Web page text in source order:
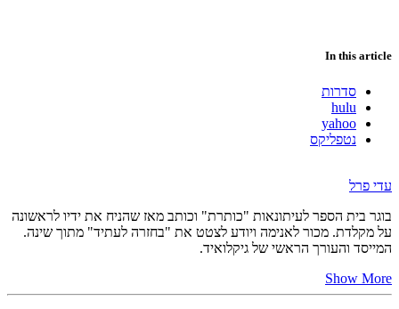
In this article
סדרות
hulu
yahoo
נטפליקס
עדי פרל
בוגר בית הספר לעיתונאות "כותרת" וכותב מאז שהניח את ידיו לראשונה
על מקלדת. מכור לאנימה ויודע לצטט את "בחזרה לעתיד" מתוך שינה.
המייסד והעורך הראשי של גיקלואיד.
Show More